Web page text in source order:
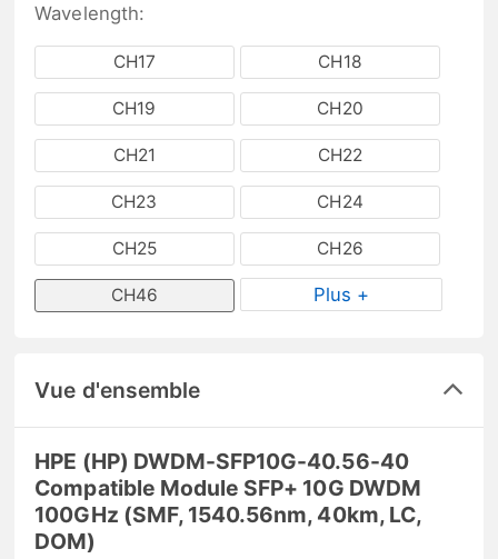
Wavelength:
CH17 CH18
CH19 CH20
CH21 CH22
CH23 CH24
CH25 CH26
CH46 Plus +
Vue d'ensemble
HPE (HP) DWDM-SFP10G-40.56-40
Compatible Module SFP+ 10G DWDM
100GHz (SMF, 1540.56nm, 40km, LC,
DOM)